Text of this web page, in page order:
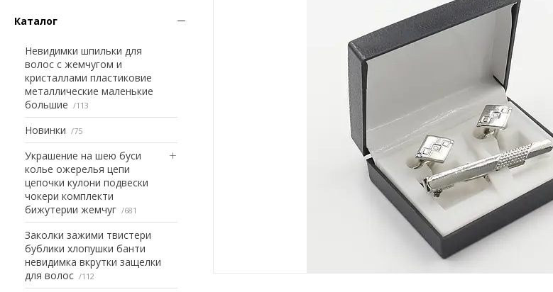
Каталог
Невидимки шпильки для
волос с жемчугом и
кристаллами пластиковие
металлические маленькие
большие
113
Новинки 75
Украшение на шею буси
колье ожерелья цепи
цепочки кулони подвески
чокери комплекти
бижутерии жемчуг
681
Заколки зажими твистери
бублики хлопушки банти
невидимка вкрутки защелки
для волос
112